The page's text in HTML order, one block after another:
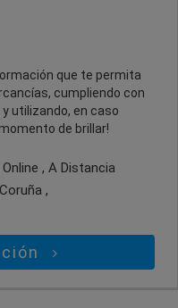
que te permita
cumpliendo con
utilizando, en caso
de brillar!
, A Distancia
,